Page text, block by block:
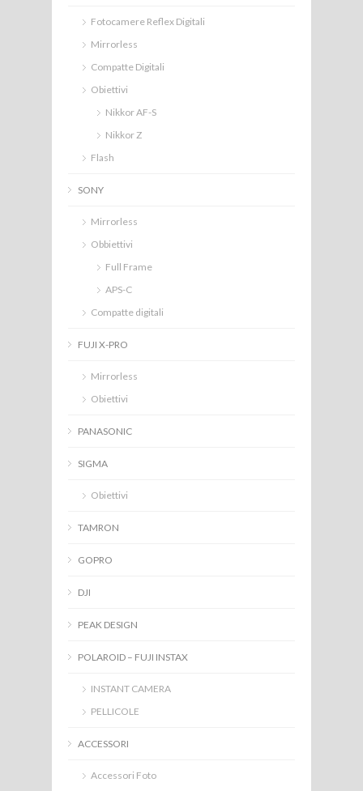
Fotocamere Reflex Digitali
Mirrorless
Compatte Digitali
Obiettivi
Nikkor AF-S
Nikkor Z
Flash
SONY
Mirrorless
Obbiettivi
Full Frame
APS-C
Compatte digitali
FUJI X-PRO
Mirrorless
Obiettivi
PANASONIC
SIGMA
Obiettivi
TAMRON
GOPRO
DJI
PEAK DESIGN
POLAROID – FUJI INSTAX
INSTANT CAMERA
PELLICOLE
ACCESSORI
Accessori Foto